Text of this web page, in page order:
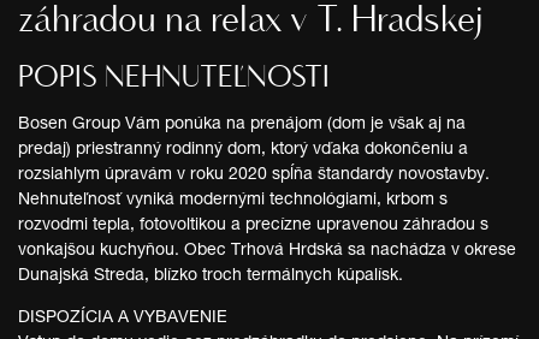
záhradou na relax v T. Hradskej
POPIS NEHNUTEĽNOSTI
Bosen Group Vám ponúka na prenájom (dom je však aj na
predaj) priestranný rodinný dom, ktorý vďaka dokončeniu a
rozsiahlym úpravám v roku 2020 spĺňa štandardy novostavby.
Nehnuteľnosť vyniká modernými technológiami, krbom s
rozvodmi tepla, fotovoltikou a precízne upravenou záhradou s
vonkajšou kuchyňou. Obec Trhová Hrdská sa nachádza v okrese
Dunajská Streda, blízko troch termálnych kúpalísk.
DISPOZÍCIA A VYBAVENIE